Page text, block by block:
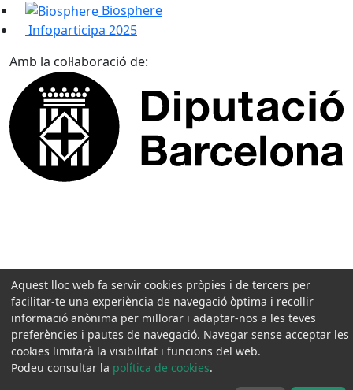
Biosphere
Infoparticipa 2025
Amb la col·laboració de:
Aquest lloc web fa servir cookies pròpies i de tercers per
facilitar-te una experiència de navegació òptima i recollir
informació anònima per millorar i adaptar-nos a les teves
preferències i pautes de navegació. Navegar sense acceptar les
cookies limitarà la visibilitat i funcions del web.
Podeu consultar la política de cookies.